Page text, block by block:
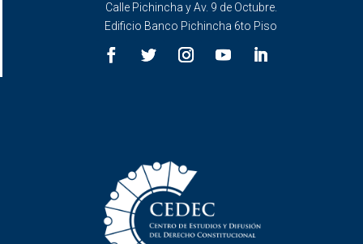
Calle Pichincha y Av. 9 de Octubre.
Edificio Banco Pichincha 6to Piso